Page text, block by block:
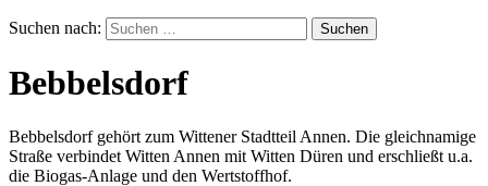
Suchen nach:
Bebbelsdorf
Bebbelsdorf gehört zum Wittener Stadtteil Annen. Die gleichnamige
Straße verbindet Witten Annen mit Witten Düren und erschließt u.a.
die Biogas-Anlage und den Wertstoffhof.